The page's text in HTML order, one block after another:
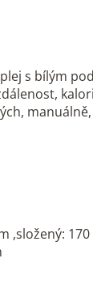
s bílým
manuálně,
,složený: